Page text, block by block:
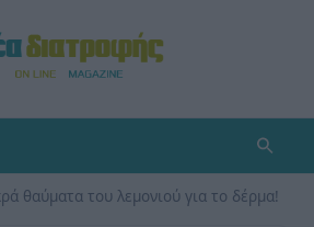
θαύματα του λεμονιού για το δέρμα!